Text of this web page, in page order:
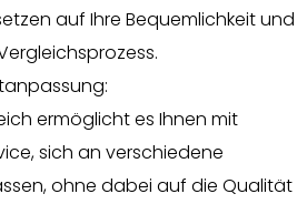
auf Ihre Bequemlichkeit und
ermöglicht es Ihnen mit
sich an verschiedene
ohne dabei auf die Qualität